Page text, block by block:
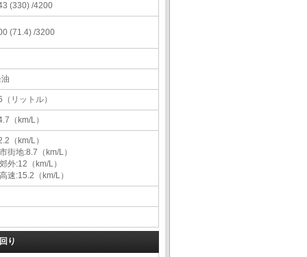
(330) /4200
(71.4) /3200
（リットル）
（km/L）
（km/L）
街地:8.7（km/L）
外:12（km/L）
速:15.2（km/L）
り